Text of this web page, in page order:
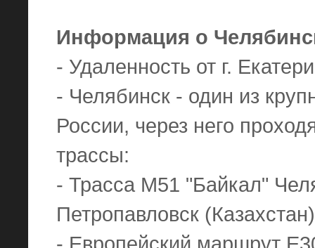
Информация о
- Удаленность от г.
- Челябинск - один из
России, через него
трассы:
- Трасса М51 "Байкал"
Петропавловск